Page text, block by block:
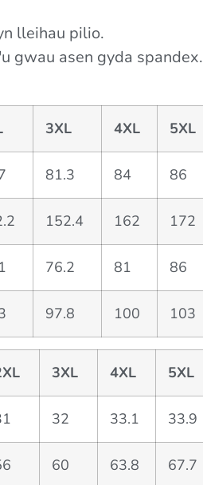
lleihau pilio.
gwau asen gyda spandex.
3XL 4XL 5XL
81.3 84 86
152.4 162 172
76.2 81 86
97.8 100 103
3XL 4XL 5XL
32 33.1 33.9
60 63.8 67.7